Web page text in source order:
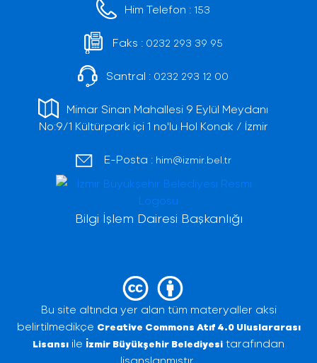
Him Telefon : 153
Faks : 0232 293 39 95
Santral : 0232 293 12 00
Mimar Sinan Mahallesi 9 Eylül Meydanı
No:9/1 Kültürpark içi 1 no'lu Hol Konak / İzmir
E-Posta : him@izmir.bel.tr
Bilgi İşlem Dairesi Başkanlığı
Bu site altında yer alan tüm materyaller aksi
belirtilmedikçe Creative Commons Atıf 4.0 Uluslararası
Lisansı ile İzmir Büyükşehir Belediyesi tarafından